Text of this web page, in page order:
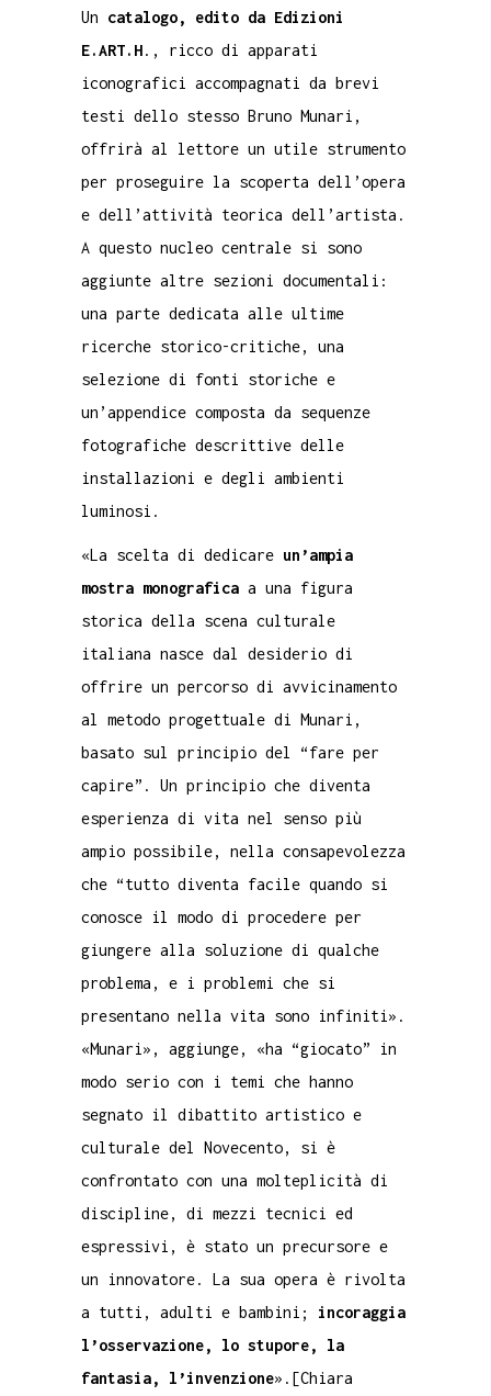
Un catalogo, edito da Edizioni
E.ART.H., ricco di apparati
iconografici accompagnati da brevi
testi dello stesso Bruno Munari,
offrirà al lettore un utile strumento
per proseguire la scoperta dell’opera
e dell’attività teorica dell’artista.
A questo nucleo centrale si sono
aggiunte altre sezioni documentali:
una parte dedicata alle ultime
ricerche storico-critiche, una
selezione di fonti storiche e
un’appendice composta da sequenze
fotografiche descrittive delle
installazioni e degli ambienti
luminosi.
«La scelta di dedicare un’ampia
mostra monografica a una figura
storica della scena culturale
italiana nasce dal desiderio di
offrire un percorso di avvicinamento
al metodo progettuale di Munari,
basato sul principio del “fare per
capire”. Un principio che diventa
esperienza di vita nel senso più
ampio possibile, nella consapevolezza
che “tutto diventa facile quando si
conosce il modo di procedere per
giungere alla soluzione di qualche
problema, e i problemi che si
presentano nella vita sono infiniti».
«Munari», aggiunge, «ha “giocato” in
modo serio con i temi che hanno
segnato il dibattito artistico e
culturale del Novecento, si è
confrontato con una molteplicità di
discipline, di mezzi tecnici ed
espressivi, è stato un precursore e
un innovatore. La sua opera è rivolta
a tutti, adulti e bambini; incoraggia
l’osservazione, lo stupore, la
fantasia, l’invenzione».[Chiara